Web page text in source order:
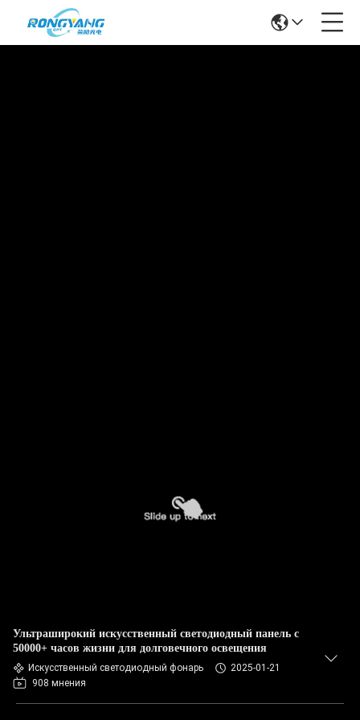
Ультраширокий искусственный светодиодный панель с
50000+ часов жизни для долговечного освещения
Искусственный светодиодный фонарь
2025-01-21
908 мнения